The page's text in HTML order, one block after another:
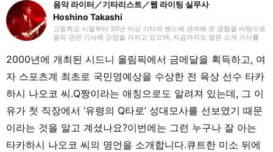
음악 라이터／기타리스트／웹 라이팅 실무사
Hoshino Takashi
고등학교 시절부터 30년 이상 기타와 밴드에 관여해 온 경험을 바탕으로
음악 관련 기사에 강점을 가지고 있으며, 지금까지도 많은 소개 기사를
장르를 선호하지만, 국내외를 가리지 않고 매일 다양한 장르에 귀 기울이
도록 하고 있습니다. 2018년부터 프리랜서 라이터로 활동을 시작했으며,
웹 라이팅 실무 자격을 보유하고 있습니다. 또한 라이팅 외에도 영상 편
집을 공부하고 있습니다. 개인적으로는 초등학생 자녀를 돌보고 있으며,
파쿠르와 댄스 등 학원 활동을 챙기면서 지내고 있습니다.
2000년에 개최된 시드니 올림픽에서 금메달을 획득하고, 여
자 스포츠계 최초로 국민영예상을 수상한 전 육상 선수 타카
하시 나오코 씨.Q짱이라는 애칭으로도 알려져 있는데, 그 이
유가 첫 직장에서 ‘유령의 Q타로’ 성대모사를 선보였기 때문
이라는 것을 알고 계셨나요?이번에는 그런 누구나 잘 아는
타카하시 나오코 씨의 명언을 소개합니다.큐트한 미소 뒤에